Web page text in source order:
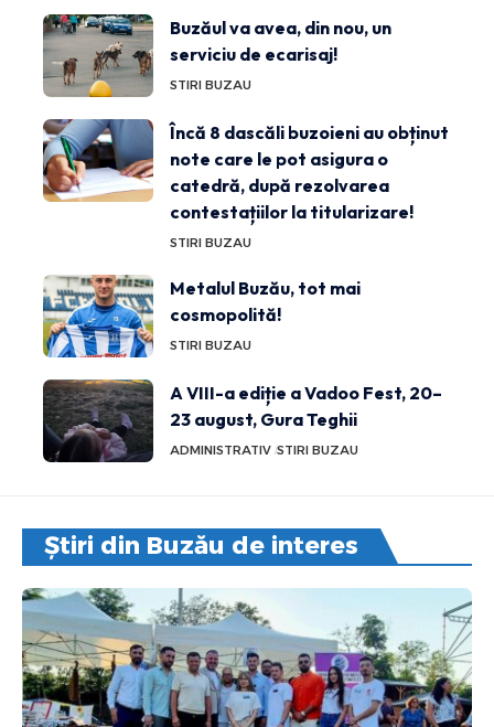
Buzăul va avea, din nou, un
serviciu de ecarisaj!
STIRI BUZAU
Încă 8 dascăli buzoieni au obținut
note care le pot asigura o
catedră, după rezolvarea
contestațiilor la titularizare!
STIRI BUZAU
Metalul Buzău, tot mai
cosmopolită!
STIRI BUZAU
A VIII-a ediție a Vadoo Fest, 20–
23 august, Gura Teghii
ADMINISTRATIV STIRI BUZAU
Știri din Buzău de interes